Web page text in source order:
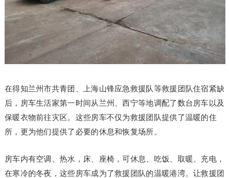
在得知兰州市共青团、上海山锋应急救援队等救援团队住宿紧缺
后，房车生活家第一时间从兰州、西宁等地调配了数台房车以及
保暖衣物前往灾区。这些房车不仅为救援团队提供了温暖的住
所，更为他们提供了必要的休息和恢复场所。
房车内有空调、热水，床、座椅，可休息、吃饭、取暖、充电，
在寒冷的冬夜，这些房车成为了救援团队的温暖港湾。让救援团